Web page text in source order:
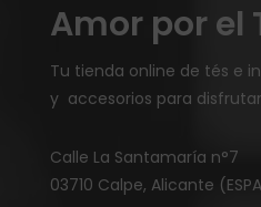
Amor por el
Tu tienda online de tés e
y accesorios para
Calle La Santamaría n°7
03710 Calpe, Alicante